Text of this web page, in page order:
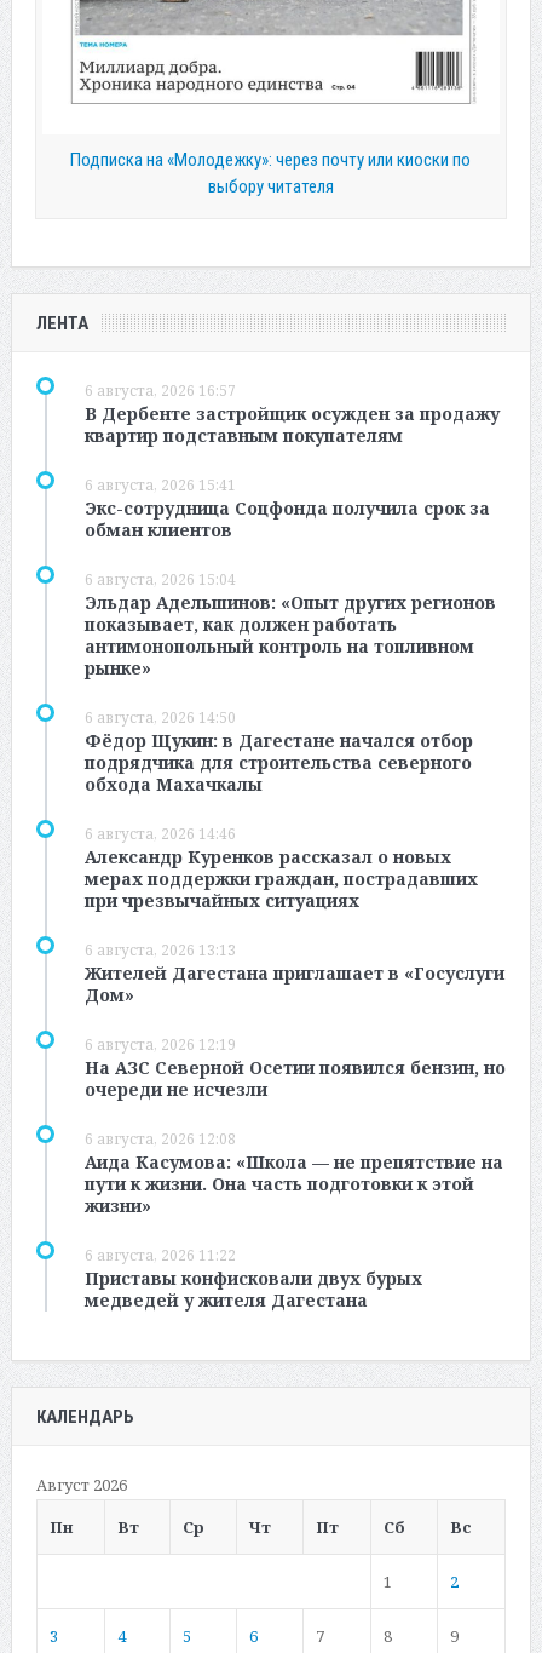
Подписка на «Молодежку»: через почту или киоски по
выбору читателя
ЛЕНТА
6 августа, 2026 16:57
В Дербенте застройщик осужден за продажу
квартир подставным покупателям
6 августа, 2026 15:41
Экс-сотрудница Соцфонда получила срок за
обман клиентов
6 августа, 2026 15:04
Эльдар Адельшинов: «Опыт других регионов
показывает, как должен работать
антимонопольный контроль на топливном
рынке»
6 августа, 2026 14:50
Фёдор Щукин: в Дагестане начался отбор
подрядчика для строительства северного
обхода Махачкалы
6 августа, 2026 14:46
Александр Куренков рассказал о новых
мерах поддержки граждан, пострадавших
при чрезвычайных ситуациях
6 августа, 2026 13:13
Жителей Дагестана приглашает в «Госуслуги
Дом»
6 августа, 2026 12:19
На АЗС Северной Осетии появился бензин, но
очереди не исчезли
6 августа, 2026 12:08
Аида Касумова: «Школа — не препятствие на
пути к жизни. Она часть подготовки к этой
жизни»
6 августа, 2026 11:22
Приставы конфисковали двух бурых
медведей у жителя Дагестана
КАЛЕНДАРЬ
Август 2026
Пн
Вт Ср Чт Пт Сб Вс
1 2
3 4 5 6 7 8 9